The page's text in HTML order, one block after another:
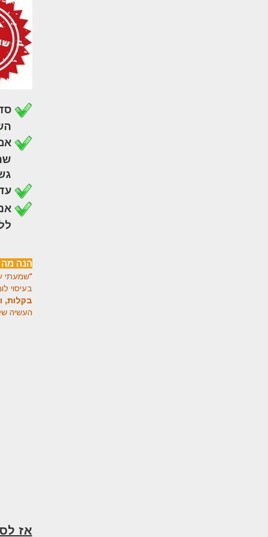
גש
ללא
הנה
"שמעתי
בעיסוי
בקלות,
העשיה
אז